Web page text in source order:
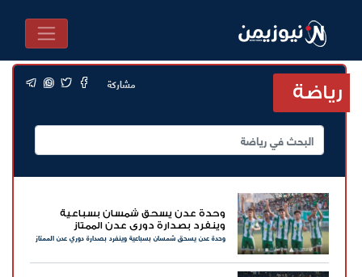
رياضة مشاركة
وحدة عدن يسحق شمسان بسباعية
وينفرد بصدارة دوري عدن الممتاز
وحدة عدن يسحق شمسان بسباعية وينفرد بصدارة دوري عدن الممتاز